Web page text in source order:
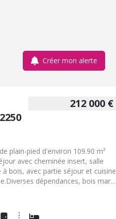
Créer mon alerte
212 000 €
109.90 m²
avec cheminée insert, salle
bois, avec partie séjour et cuisine
dépendances, bois mare